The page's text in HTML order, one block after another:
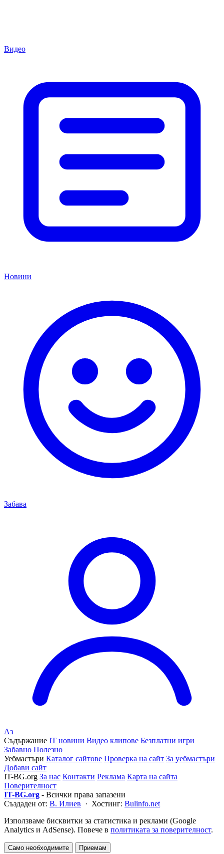
Видео
Новини
Забава
Аз
Съдържание IT новини Видео клипове Безплатни игри
Забавно Полезно
Уебмастъри Каталог сайтове Проверка на сайт За уебмастъри
Добави сайт
IT-BG.org За нас Контакти Реклама Карта на сайта
Поверителност
IT-BG.org - Всички права запазени
Създаден от: В. Илиев · Хостинг: Bulinfo.net
Използваме бисквитки за статистика и реклами (Google
Analytics и AdSense). Повече в политиката за поверителност.
Само необходимите Приемам